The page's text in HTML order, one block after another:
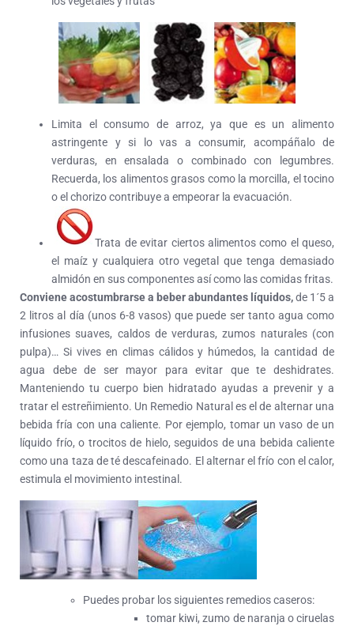
Limita el consumo de arroz, ya que es un alimento
astringente y si lo vas a consumir, acompáñalo de
verduras, en ensalada o combinado con legumbres.
Recuerda, los alimentos grasos como la morcilla, el tocino
o el chorizo contribuye a empeorar la evacuación.
Trata de evitar ciertos alimentos como el queso,
el maíz y cualquiera otro vegetal que tenga demasiado
almidón en sus componentes así como las comidas fritas.
Conviene acostumbrarse a beber abundantes líquidos,de 1´5 a
2 litros al día (unos 6-8 vasos) que puede ser tanto agua como
infusiones suaves, caldos de verduras, zumos naturales (con
pulpa)… Si vives en climas cálidos y húmedos, la cantidad de
agua debe de ser mayor para evitar que te deshidrates.
Manteniendo tu cuerpo bien hidratado ayudas a prevenir y a
tratar el estreñimiento. Un Remedio Natural es el de alternar una
bebida fría con una caliente. Por ejemplo, tomar un vaso de un
líquido frío, o trocitos de hielo, seguidos de una bebida caliente
como una taza de té descafeinado. El alternar el frío con el calor,
estimula el movimiento intestinal.
Puedes probar los siguientes remedios caseros:
tomar kiwi, zumo de naranja o ciruelas